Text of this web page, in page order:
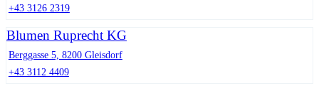
+43 3126 2319
Blumen Ruprecht KG
Berggasse 5, 8200 Gleisdorf
+43 3112 4409